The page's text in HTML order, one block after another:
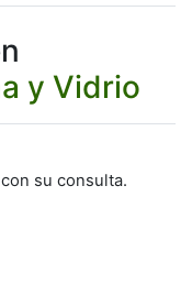
y Vidrio
su consulta.